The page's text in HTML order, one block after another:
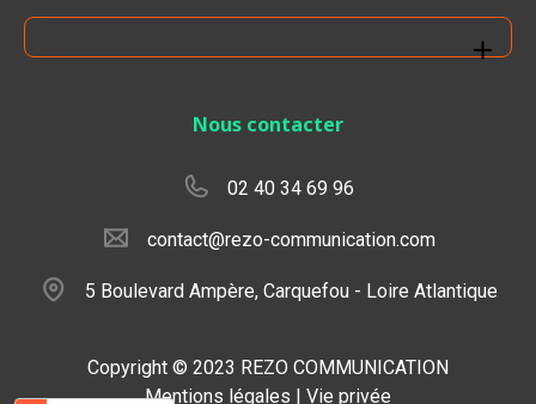
Nous contacter
02 40 34 69 96
contact@rezo-communication.com
5 Boulevard Ampère, Carquefou - Loire Atlantique
Copyright © 2023 REZO COMMUNICATION
Mentions légales | Vie privée